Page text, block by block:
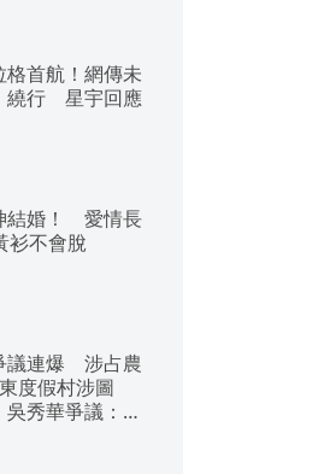
首航！網傳未
繞行 星宇回應
結婚！ 愛情長
衫不會脫
議連爆 涉占農
度假村涉圖
秀華爭議：概